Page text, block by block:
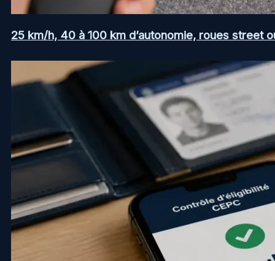
25 km/h, 40 à 100 km d’autonomie, roues street